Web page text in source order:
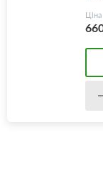
Ціна